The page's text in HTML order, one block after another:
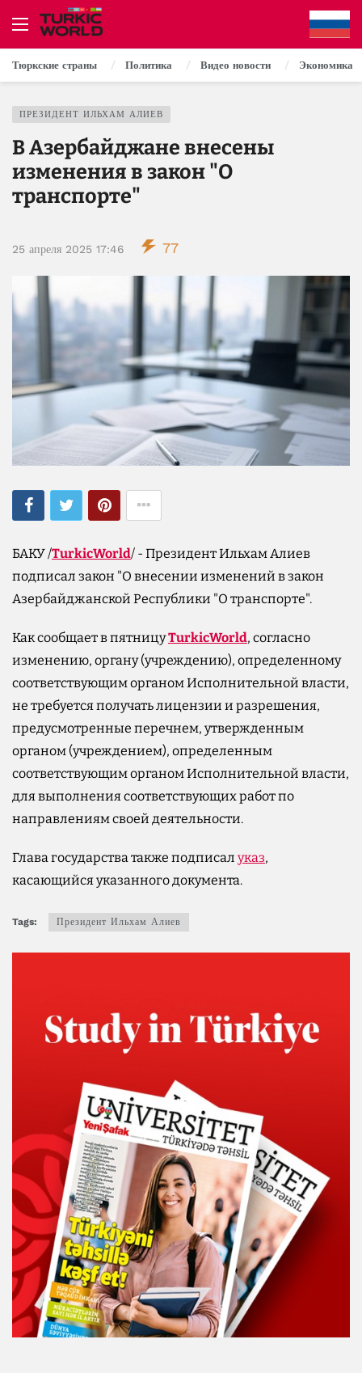
Тюркские страны Политика Видео новости Экономика
ПРЕЗИДЕНТ ИЛЬХАМ АЛИЕВ
В Азербайджане внесены
изменения в закон "О
транспорте"
25 апреля 2025 17:46 77
БАКУ /TurkicWorld/ - Президент Ильхам Алиев
подписал закон "О внесении изменений в закон
Азербайджанской Республики "О транспорте".
Как сообщает в пятницуTurkicWorld, согласно
изменению, органу (учреждению), определенному
соответствующим органом Исполнительной власти,
не требуется получать лицензии и разрешения,
предусмотренные перечнем, утвержденным
органом (учреждением), определенным
соответствующим органом Исполнительной власти,
для выполнения соответствующих работ по
направлениям своей деятельности.
Глава государства также подписал указ,
касающийся указанного документа.
Tags: Президент Ильхам Алиев